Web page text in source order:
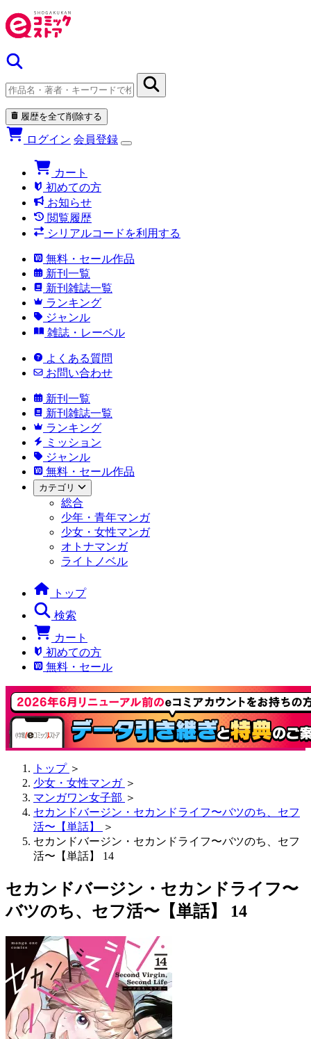
履歴を全て削除する
ログイン 会員登録
カート
初めての方
お知らせ
閲覧履歴
シリアルコードを利用する
無料・セール作品
新刊一覧
新刊雑誌一覧
ランキング
ジャンル
雑誌・レーベル
よくある質問
お問い合わせ
新刊一覧
新刊雑誌一覧
ランキング
ミッション
ジャンル
無料・セール作品
カテゴリ
総合
少年・青年マンガ
少女・女性マンガ
オトナマンガ
ライトノベル
トップ
検索
カート
初めての方
無料・セール
トップ ＞
少女・女性マンガ ＞
マンガワン女子部 ＞
セカンドバージン・セカンドライフ〜バツのち、セフ
活〜【単話】
＞
セカンドバージン・セカンドライフ〜バツのち、セフ
活〜【単話】 14
セカンドバージン・セカンドライフ〜
バツのち、セフ活〜【単話】 14